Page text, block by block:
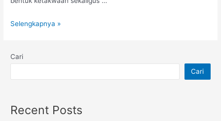
Selengkapnya »
Cari
Cari
Recent Posts